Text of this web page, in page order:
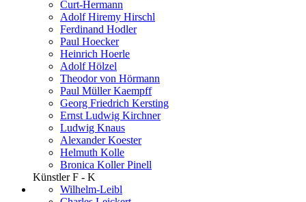
Curt-Hermann
Adolf Hiremy Hirschl
Ferdinand Hodler
Paul Hoecker
Heinrich Hoerle
Adolf Hölzel
Theodor von Hörmann
Paul Müller Kaempff
Georg Friedrich Kersting
Ernst Ludwig Kirchner
Ludwig Knaus
Alexander Koester
Helmuth Kolle
Bronica Koller Pinell
Künstler F - K
Wilhelm-Leibl